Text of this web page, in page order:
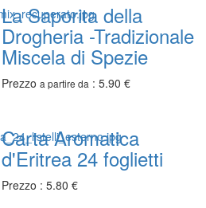
La Saporita della
Drogheria -Tradizionale
Miscela di Spezie
Prezzo a partire da: 5.90 €
Carta Aromatica
d'Eritrea 24 foglietti
Prezzo : 5.80 €